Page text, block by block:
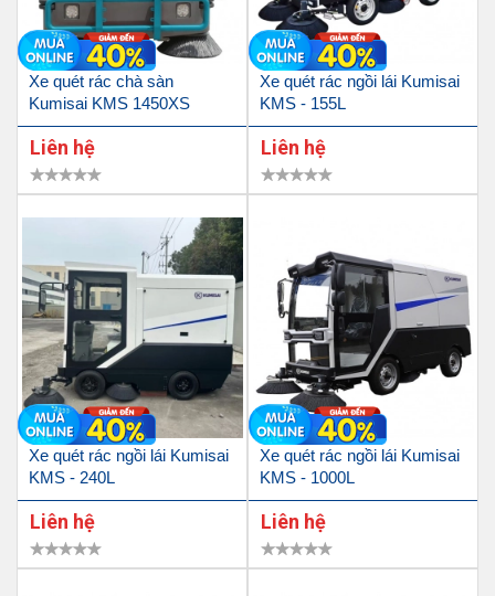
Xe quét rác chà sàn
Kumisai KMS 1450XS
Liên hệ
Xe quét rác ngồi lái Kumisai
KMS - 155L
Liên hệ
Xe quét rác ngồi lái Kumisai
KMS - 240L
Liên hệ
Xe quét rác ngồi lái Kumisai
KMS - 1000L
Liên hệ